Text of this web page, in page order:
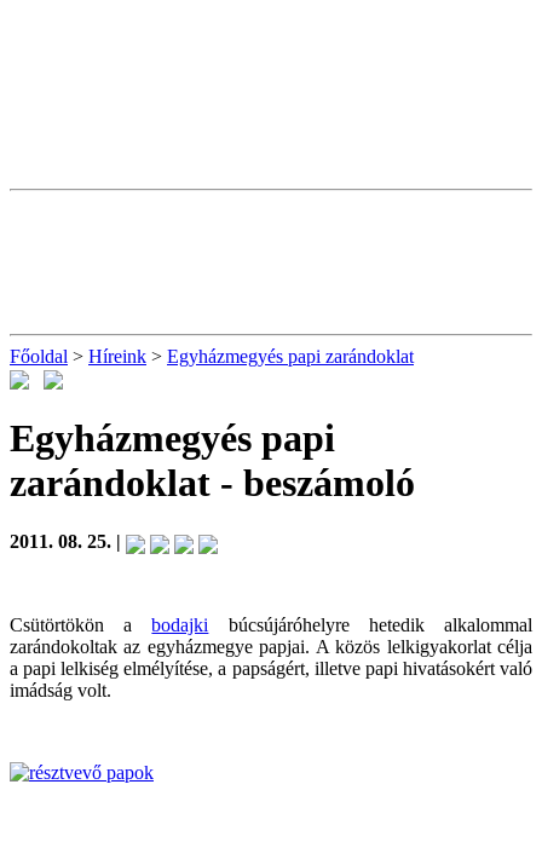
Főoldal > Híreink > Egyházmegyés papi zarándoklat
Egyházmegyés papi
zarándoklat - beszámoló
2011. 08. 25. |
Csütörtökön abodajki búcsújáróhelyre hetedik alkalommal
zarándokoltak az egyházmegye papjai. A közös lelkigyakorlat célja
a papi lelkiség elmélyítése, a papságért, illetve papi hivatásokért való
imádság volt.